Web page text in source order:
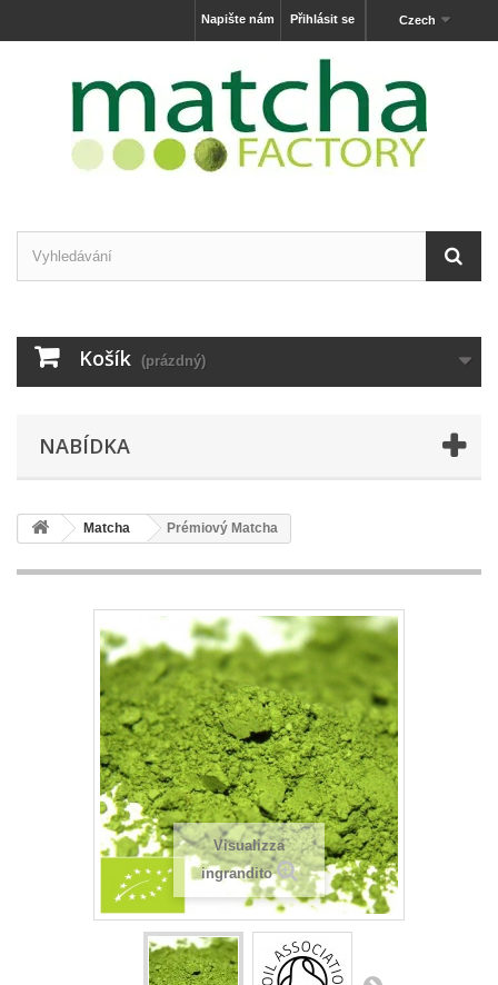
Czech
Přihlásit se
Napište nám
Košík (prázdný)
NABÍDKA
Matcha Prémiový Matcha
Visualizza
ingrandito